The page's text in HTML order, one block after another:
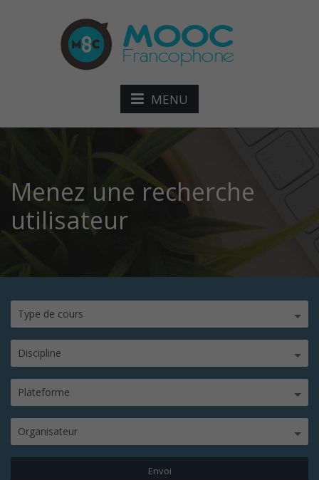
MENU
Menez une recherche
utilisateur
Type de cours
Discipline
Plateforme
Organisateur